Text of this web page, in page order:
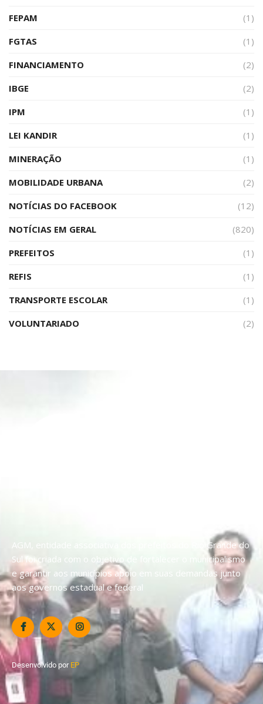
FEPAM
(1)
FGTAS
(1)
FINANCIAMENTO
(2)
IBGE
(2)
IPM
(1)
LEI KANDIR
(1)
MINERAÇÃO
(1)
MOBILIDADE URBANA
(2)
NOTÍCIAS DO FACEBOOK
(12)
NOTÍCIAS EM GERAL
(820)
PREFEITOS
(1)
REFIS
(1)
TRANSPORTE ESCOLAR
(1)
VOLUNTARIADO
(2)
AGM, entidade associativa dos prefeitos do Rio Grande do
Sul foi criada com o objetivo de fortalecer o municipalismo
e garantir aos municípios apoio em suas demandas junto
aos governos estadual e federal
Desenvolvido por EP